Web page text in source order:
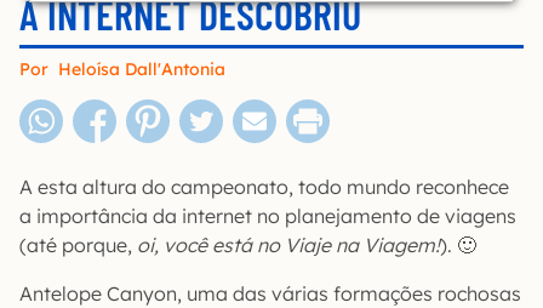
A INTERNET DESCOBRIU
Por Heloísa Dall'Antonia
A esta altura do campeonato, todo mundo reconhece
a importância da internet no planejamento de viagens
(até porque, oi, você está no Viaje na Viagem!). 🙂
Antelope Canyon, uma das várias formações rochosas